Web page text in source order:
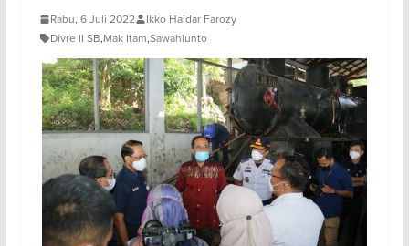
Rabu, 6 Juli 2022
Ikko Haidar Farozy
Divre II SB,Mak Itam,Sawahlunto